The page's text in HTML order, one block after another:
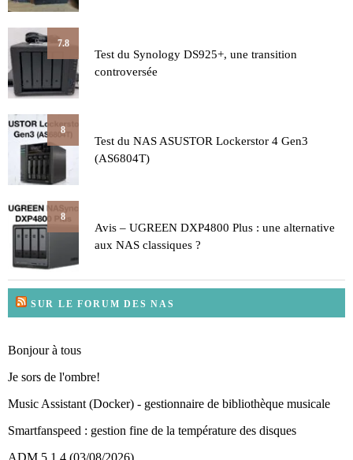
7.8
Test du Synology DS925+, une transition
controversée
8
Test du NAS ASUSTOR Lockerstor 4 Gen3
(AS6804T)
8
Avis – UGREEN DXP4800 Plus : une alternative
aux NAS classiques ?
SUR LE FORUM DES NAS
Bonjour à tous
Je sors de l'ombre!
Music Assistant (Docker) - gestionnaire de bibliothèque musicale
Smartfanspeed : gestion fine de la température des disques